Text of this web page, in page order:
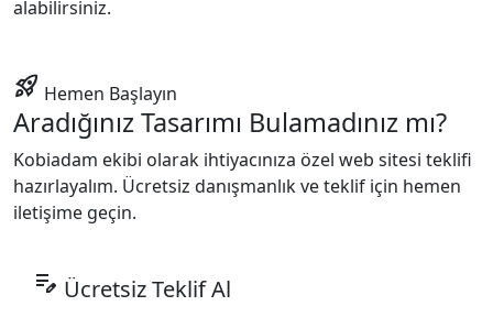
alabilirsiniz.
rocket_launch Hemen Başlayın
Aradığınız Tasarımı Bulamadınız mı?
Kobiadam ekibi olarak ihtiyacınıza özel web sitesi teklifi
hazırlayalım. Ücretsiz danışmanlık ve teklif için hemen
iletişime geçin.
edit_note Ücretsiz Teklif Al